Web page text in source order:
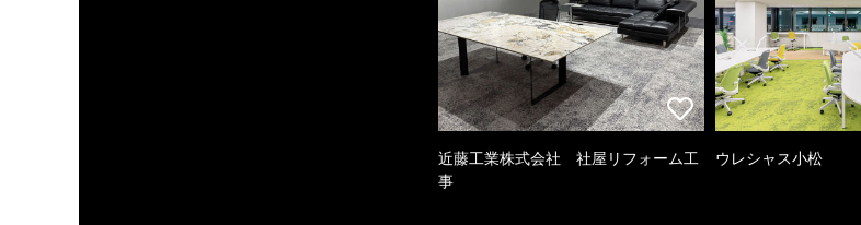
近藤工業株式会社 社屋リフォーム工
事
ウレシャス小松